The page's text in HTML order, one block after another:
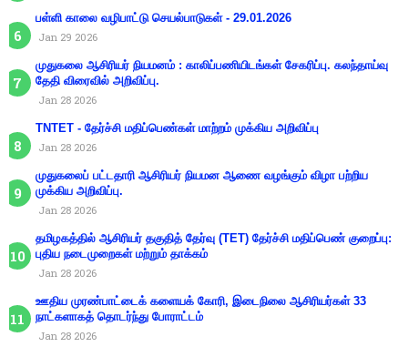
பள்ளி காலை வழிபாட்டு செயல்பாடுகள் - 29.01.2026
Jan 29 2026
முதுகலை ஆசிரியர் நியமனம் : காலிப்பணியிடங்கள் சேகரிப்பு. கலந்தாய்வு
தேதி விரைவில் அறிவிப்பு.
Jan 28 2026
TNTET - தேர்ச்சி மதிப்பெண்கள் மாற்றம் முக்கிய அறிவிப்பு
Jan 28 2026
முதுகலைப் பட்டதாரி ஆசிரியர் நியமன ஆணை வழங்கும் விழா பற்றிய
முக்கிய அறிவிப்பு.
Jan 28 2026
தமிழகத்தில் ஆசிரியர் தகுதித் தேர்வு (TET) தேர்ச்சி மதிப்பெண் குறைப்பு:
புதிய நடைமுறைகள் மற்றும் தாக்கம்
Jan 28 2026
ஊதிய முரண்பாட்டைக் களையக் கோரி, இடைநிலை ஆசிரியர்கள் 33
நாட்களாகத் தொடர்ந்து போராட்டம்
Jan 28 2026